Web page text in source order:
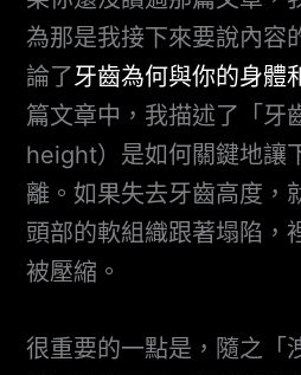
為那是我接下來要說內容
論了牙齒為何與你的身體
篇文章中，我描述了「牙
height）是如何關鍵地讓
離。如果失去牙齒高度，
頭部的軟組織跟著塌陷，
被壓縮。
很重要的一點是，隨之「